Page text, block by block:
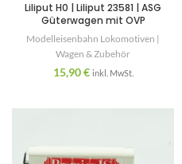
Liliput H0 | Liliput 23581 | ASG
Güterwagen mit OVP
Modelleisenbahn Lokomotiven |
Wagen & Zubehör
15,90€ inkl. MwSt.